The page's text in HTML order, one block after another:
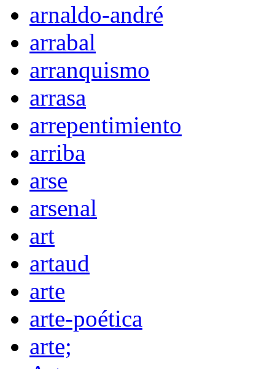
arnaldo-andré
arrabal
arranquismo
arrasa
arrepentimiento
arriba
arse
arsenal
art
artaud
arte
arte-poética
arte;